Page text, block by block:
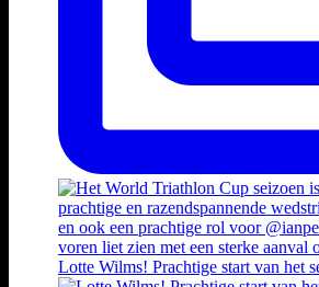
Lotte Wilms! Prachtige start van het